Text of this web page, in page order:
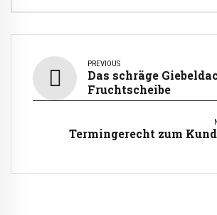
PREVIOUS
Das schräge
Fruchtscheibe
Termingerecht zum